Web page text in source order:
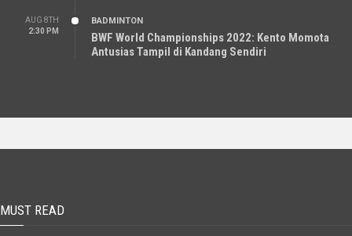
AUG 8TH
2:30 PM
BADMINTON
BWF World Championships 2022: Kento Momota
Antusias Tampil di Kandang Sendiri
MUST READ